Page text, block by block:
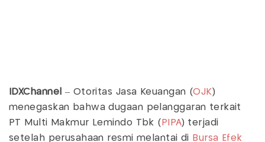
IDXChannel – Otoritas Jasa Keuangan (OJK)
menegaskan bahwa dugaan pelanggaran terkait
PT Multi Makmur Lemindo Tbk ( PIPA) terjadi
setelah perusahaan resmi melantai di Bursa Efek